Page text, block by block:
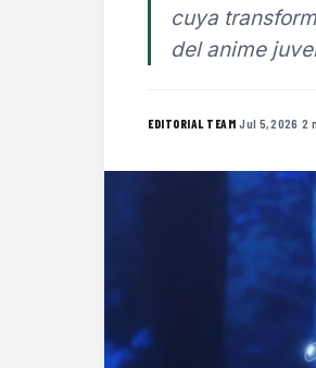
cuya
del anime
EDITORIAL TEAM·Jul 5, 2026 ·2